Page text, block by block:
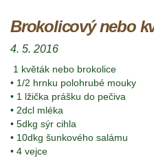
Brokolicový nebo
4. 5. 2016
1 květák nebo brokolice
• 1/2 hrnku polohrubé mouky
• 1 lžička prášku do pečiva
• 2dcl mléka
• 5dkg sýr cihla
• 10dkg šunkového salámu
• 4 vejce